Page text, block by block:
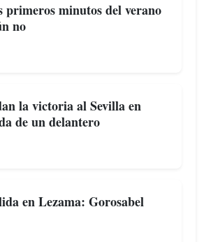
primeros minutos del verano
no
la victoria al Sevilla en
de un delantero
en Lezama: Gorosabel